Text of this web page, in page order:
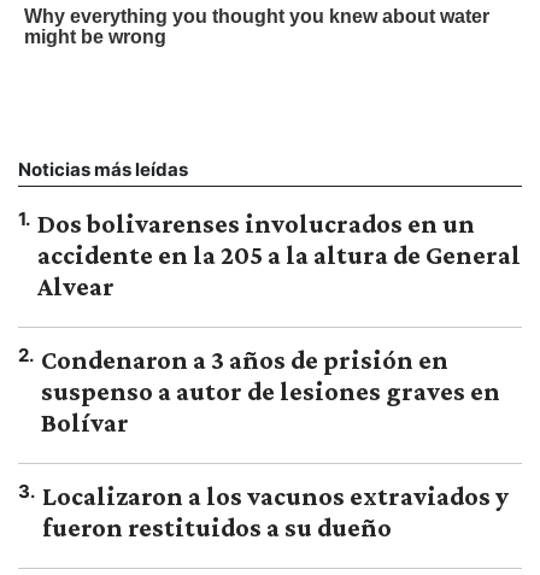
Noticias más leídas
1. Dos bolivarenses involucrados en un
accidente en la 205 a la altura de General
Alvear
2. Condenaron a 3 años de prisión en
suspenso a autor de lesiones graves en
Bolívar
3. Localizaron a los vacunos extraviados y
fueron restituidos a su dueño